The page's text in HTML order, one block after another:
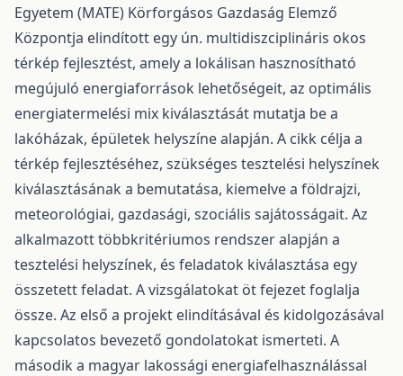
Egyetem (MATE) Körforgásos Gazdaság Elemző
Központja elindított egy ún. multidiszciplináris okos
térkép fejlesztést, amely a lokálisan hasznosítható
megújuló energiaforrások lehetőségeit, az optimális
energiatermelési mix kiválasztását mutatja be a
lakóházak, épületek helyszíne alapján. A cikk célja a
térkép fejlesztéséhez, szükséges tesztelési helyszínek
kiválasztásának a bemutatása, kiemelve a földrajzi,
meteorológiai, gazdasági, szociális sajátosságait. Az
alkalmazott többkritériumos rendszer alapján a
tesztelési helyszínek, és feladatok kiválasztása egy
összetett feladat. A vizsgálatokat öt fejezet foglalja
össze. Az első a projekt elindításával és kidolgozásával
kapcsolatos bevezető gondolatokat ismerteti. A
második a magyar lakossági energiafelhasználással